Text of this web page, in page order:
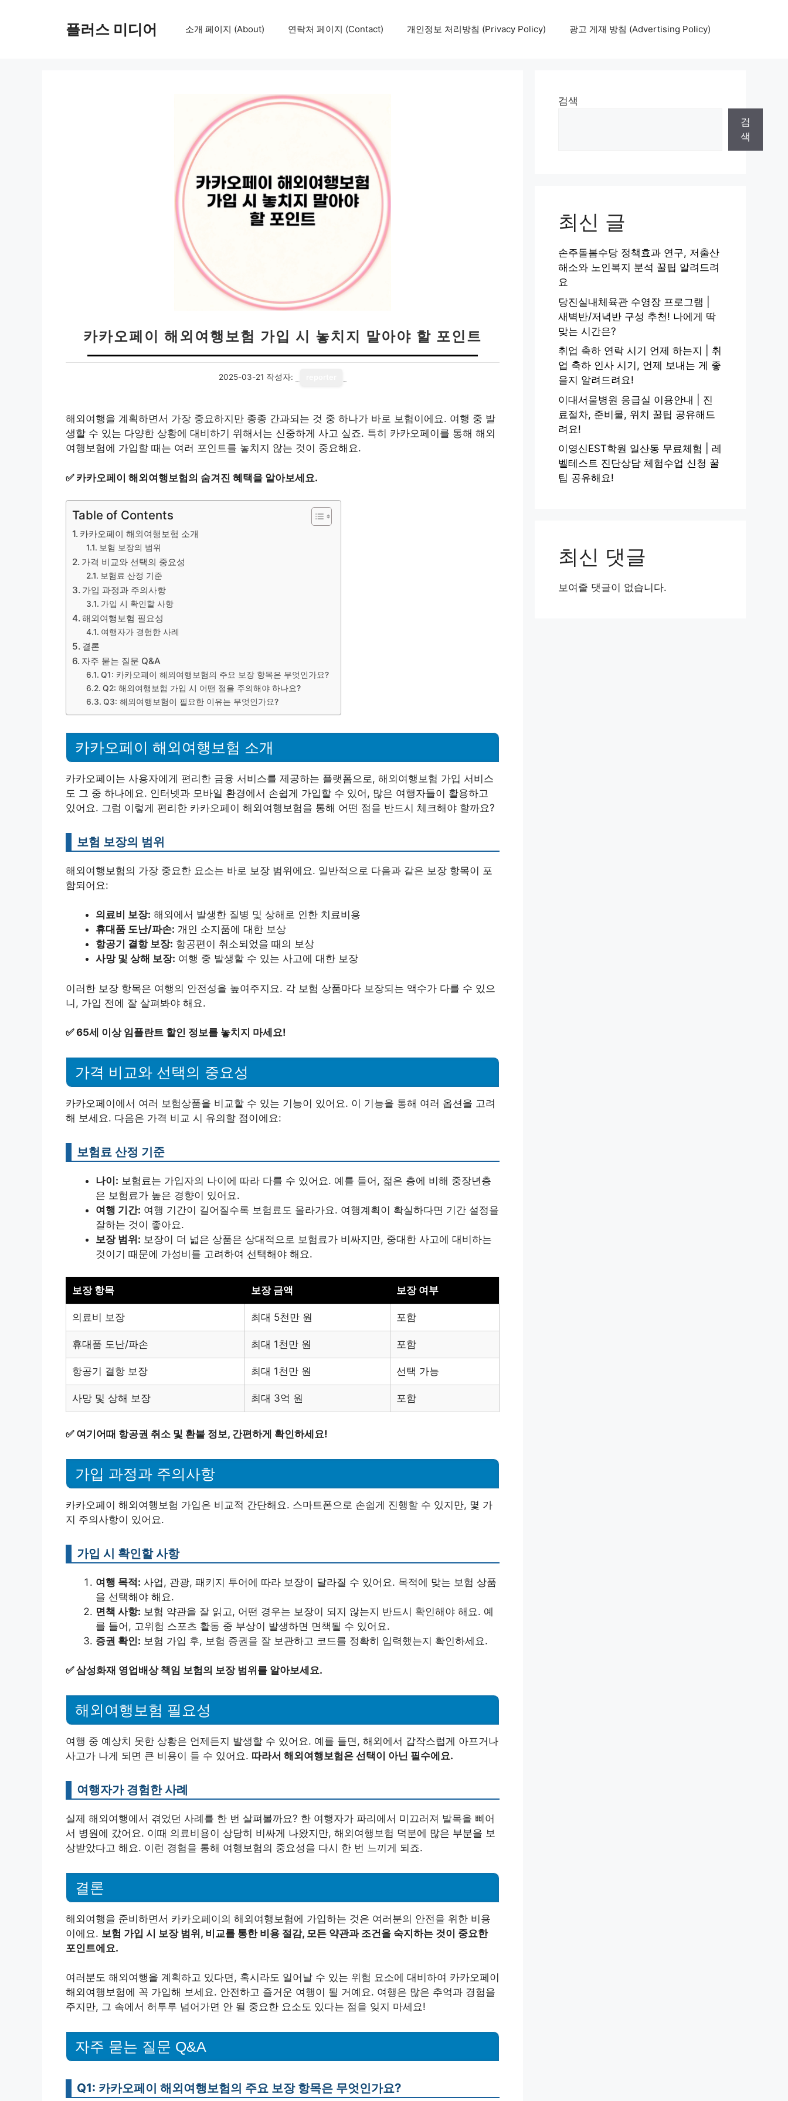
플러스 미디어 소개 페이지 (About) 연락처 페이지 (Contact) 개인정보 처리방침 (Privacy Policy) 광고 게재 방침 (Advertising Policy)
카카오페이 해외여행보험 가입 시 놓치지 말아야 할 포인트
2025-03-21 작성자:
해외여행을 계획하면서 가장 중요하지만 종종 간과되는 것 중 하나가 바로 보험이에요. 여행 중 발
생할 수 있는 다양한 상황에 대비하기 위해서는 신중하게 사고 싶죠. 특히 카카오페이를 통해 해외
여행보험에 가입할 때는 여러 포인트를 놓치지 않는 것이 중요해요.
✅ 카카오페이 해외여행보험의 숨겨진 혜택을 알아보세요.
Table of Contents
카카오페이 해외여행보험 소개
보험 보장의 범위
가격 비교와 선택의 중요성
보험료 산정 기준
가입 과정과 주의사항
가입 시 확인할 사항
해외여행보험 필요성
여행자가 경험한 사례
결론
자주 묻는 질문 Q&A
Q1: 카카오페이 해외여행보험의 주요 보장 항목은 무엇인가요?
Q2: 해외여행보험 가입 시 어떤 점을 주의해야 하나요?
Q3: 해외여행보험이 필요한 이유는 무엇인가요?
카카오페이 해외여행보험 소개
카카오페이는 사용자에게 편리한 금융 서비스를 제공하는 플랫폼으로, 해외여행보험 가입 서비스
도 그 중 하나에요. 인터넷과 모바일 환경에서 손쉽게 가입할 수 있어, 많은 여행자들이 활용하고
있어요. 그럼 이렇게 편리한 카카오페이 해외여행보험을 통해 어떤 점을 반드시 체크해야 할까요?
보험 보장의 범위
해외여행보험의 가장 중요한 요소는 바로 보장 범위에요. 일반적으로 다음과 같은 보장 항목이 포
함되어요:
의료비 보장: 해외에서 발생한 질병 및 상해로 인한 치료비용
휴대품 도난/파손: 개인 소지품에 대한 보상
항공기 결항 보장: 항공편이 취소되었을 때의 보상
사망 및 상해 보장: 여행 중 발생할 수 있는 사고에 대한 보장
이러한 보장 항목은 여행의 안전성을 높여주지요. 각 보험 상품마다 보장되는 액수가 다를 수 있으
니, 가입 전에 잘 살펴봐야 해요.
✅65세 이상 임플란트 할인 정보를 놓치지 마세요!
가격 비교와 선택의 중요성
카카오페이에서 여러 보험상품을 비교할 수 있는 기능이 있어요. 이 기능을 통해 여러 옵션을 고려
해 보세요. 다음은 가격 비교 시 유의할 점이에요:
보험료 산정 기준
나이: 보험료는 가입자의 나이에 따라 다를 수 있어요. 예를 들어, 젊은 층에 비해 중장년층
은 보험료가 높은 경향이 있어요.
여행 기간: 여행 기간이 길어질수록 보험료도 올라가요. 여행계획이 확실하다면 기간 설정을
잘하는 것이 좋아요.
보장 범위: 보장이 더 넓은 상품은 상대적으로 보험료가 비싸지만, 중대한 사고에 대비하는
것이기 때문에 가성비를 고려하여 선택해야 해요.
보장 항목 보장 금액 보장 여부
의료비 보장 최대 5천만 원 포함
휴대품 도난/파손 최대 1천만 원 포함
항공기 결항 보장 최대 1천만 원 선택 가능
사망 및 상해 보장 최대 3억 원 포함
✅ 여기어때 항공권 취소 및 환불 정보, 간편하게 확인하세요!
가입 과정과 주의사항
카카오페이 해외여행보험 가입은 비교적 간단해요. 스마트폰으로 손쉽게 진행할 수 있지만, 몇 가
지 주의사항이 있어요.
가입 시 확인할 사항
여행 목적: 사업, 관광, 패키지 투어에 따라 보장이 달라질 수 있어요. 목적에 맞는 보험 상품
을 선택해야 해요.
면책 사항: 보험 약관을 잘 읽고, 어떤 경우는 보장이 되지 않는지 반드시 확인해야 해요. 예
를 들어, 고위험 스포츠 활동 중 부상이 발생하면 면책될 수 있어요.
증권 확인: 보험 가입 후, 보험 증권을 잘 보관하고 코드를 정확히 입력했는지 확인하세요.
✅삼성화재 영업배상 책임 보험의 보장 범위를 알아보세요.
해외여행보험 필요성
여행 중 예상치 못한 상황은 언제든지 발생할 수 있어요. 예를 들면, 해외에서 갑작스럽게 아프거나
사고가 나게 되면 큰 비용이 들 수 있어요. 따라서 해외여행보험은 선택이 아닌 필수에요.
여행자가 경험한 사례
실제 해외여행에서 겪었던 사례를 한 번 살펴볼까요? 한 여행자가 파리에서 미끄러져 발목을 삐어
서 병원에 갔어요. 이때 의료비용이 상당히 비싸게 나왔지만, 해외여행보험 덕분에 많은 부분을 보
상받았다고 해요. 이런 경험을 통해 여행보험의 중요성을 다시 한 번 느끼게 되죠.
결론
해외여행을 준비하면서 카카오페이의 해외여행보험에 가입하는 것은 여러분의 안전을 위한 비용
이에요. 보험 가입 시 보장 범위, 비교를 통한 비용 절감, 모든 약관과 조건을 숙지하는 것이 중요한
포인트에요.
여러분도 해외여행을 계획하고 있다면, 혹시라도 일어날 수 있는 위험 요소에 대비하여 카카오페이
해외여행보험에 꼭 가입해 보세요. 안전하고 즐거운 여행이 될 거예요. 여행은 많은 추억과 경험을
주지만, 그 속에서 허투루 넘어가면 안 될 중요한 요소도 있다는 점을 잊지 마세요!
자주 묻는 질문 Q&A
Q1: 카카오페이 해외여행보험의 주요 보장 항목은 무엇인가요?
검색
검
색
최신 글
손주돌봄수당 정책효과 연구, 저출산
해소와 노인복지 분석 꿀팁 알려드려
요
당진실내체육관 수영장 프로그램 |
새벽반/저녁반 구성 추천! 나에게 딱
맞는 시간은?
취업 축하 연락 시기 언제 하는지 | 취
업 축하 인사 시기, 언제 보내는 게 좋
을지 알려드려요!
이대서울병원 응급실 이용안내 | 진
료절차, 준비물, 위치 꿀팁 공유해드
려요!
이영신EST학원 일산동 무료체험 | 레
벨테스트 진단상담 체험수업 신청 꿀
팁 공유해요!
최신 댓글
보여줄 댓글이 없습니다.